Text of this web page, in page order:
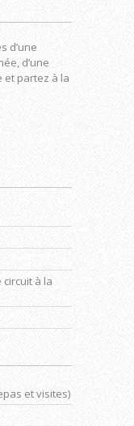
d’une
d’une
et partez à la
à la
et visites)